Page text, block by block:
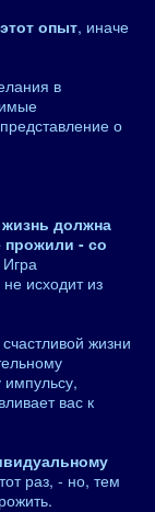
опыт, иначе
в
о
должна
прожили - со
Игра
исходит из
жизни
импульсу,
вас к
раз, - но, тем